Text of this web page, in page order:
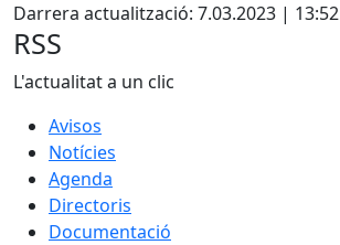
Darrera actualització: 7.03.2023 | 13:52
RSS
L'actualitat a un clic
Avisos
Notícies
Agenda
Directoris
Documentació